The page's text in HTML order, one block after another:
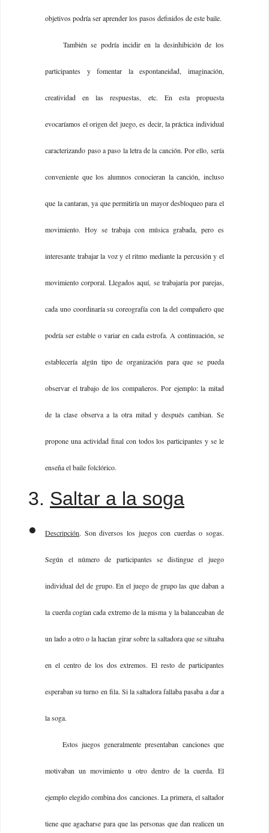
objetivos podría ser aprender los pasos definidos de este baile.
También se podría incidir en la desinhibición de los
participantes y fomentar la espontaneidad, imaginación,
creatividad en las respuestas, etc. En esta propuesta
evocaríamos el origen del juego, es decir, la práctica individual
caracterizando paso a paso la letra de la canción. Por ello, sería
conveniente que los alumnos conocieran la canción, incluso
que la cantaran, ya que permitiría un mayor desbloqueo para el
movimiento. Hoy se trabaja con música grabada, pero es
interesante trabajar la voz y el ritmo mediante la percusión y el
movimiento corporal. Llegados aquí, se trabajaría por parejas,
cada uno coordinaría su coreografía con la del compañero que
podría ser estable o variar en cada estrofa. A continuación, se
establecería algún tipo de organización para que se pueda
observar el trabajo de los compañeros. Por ejemplo: la mitad
de la clase observa a la otra mitad y después cambian. Se
propone una actividad final con todos los participantes y se le
enseña el baile folclórico.
3. Saltar a la soga
Descripción. Son diversos los juegos con cuerdas o sogas.
Según el número de participantes se distingue el juego
individual del de grupo. En el juego de grupo las que daban a
la cuerda cogían cada extremo de la misma y la balanceaban de
un lado a otro o la hacían girar sobre la saltadora que se situaba
en el centro de los dos extremos. El resto de participantes
esperaban su turno en fila. Si la saltadora fallaba pasaba a dar a
la soga.
Estos juegos generalmente presentaban canciones que
motivaban un movimiento u otro dentro de la cuerda. El
ejemplo elegido combina dos canciones. La primera, el saltador
tiene que agacharse para que las personas que dan realicen un